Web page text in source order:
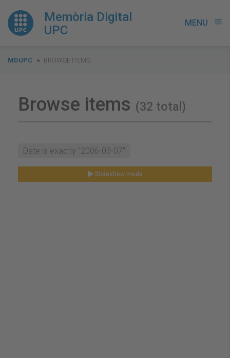
Memòria Digital
UPC
MENU menu
You
MDUPC BROWSE ITEMS
Browse items (32 total)
Date is exactly "2006-03-07"
Slideshow mode